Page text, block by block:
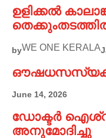
ഉളിക്കൽ
byWE ONE KERALA
June 14, 2026
ഡോക്ടർ
അനുമോദിച്ചു